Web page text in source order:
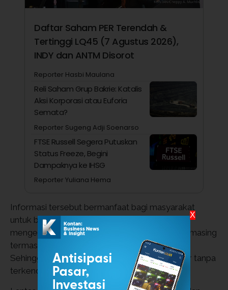
Daftar Saham PER Terendah &
Tertinggi LQ45 (7 Agustus 2026),
INDY dan ANTM Disorot
Reporter Hasbi Maulana
Reli Saham Grup Bakrie: Katalis
Aksi Korporasi atau Euforia
Semata?
Reporter Sugeng Adji Soenarso
FTSE Russell Segera Putuskan
Status Freeze, Begini
Dampaknya ke IHSG
Reporter Yuliana Hema
Informasi tersebut bermanfaat bagi masyarakat
untuk bisa melakukan persiapan jika sudah
mengetahui prakiraan cuaca di daerah masing-masing
termasuk Kota Denpasar, Bali dan sekitarnya.
Sehingga berbagai aktivitas bisa berjalan lancar tanpa
terkendala cuaca.
X